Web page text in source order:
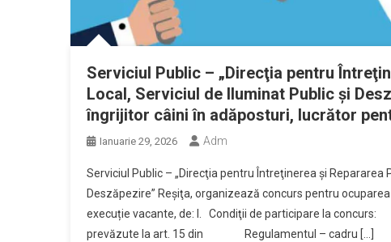
Serviciul Public – „Direcţia pentru
Local, Serviciul de Iluminat Public şi
îngrijitor câini în adăposturi, lucrător
Ianuarie 29, 2026 Adm
Serviciul Public – „Direcţia pentru Întreţinerea şi
Deszăpezire” Reşiţa, organizează concurs pentru
execuție vacante, de: I. Condiţii de participare la
prevăzute la art. 15 din Regulamentul – cadru […]